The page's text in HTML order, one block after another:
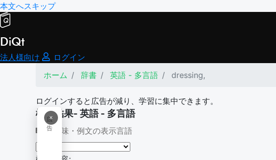
本文へスキップ
DiQt
法人様向け
ログイン
ホーム
辞書 英語 - 多言語 dressing,
ログインすると広告が減り、学習に集中できます。
×
広
告
検索結果- 英語 - 多言語
意味・例文の表示言語